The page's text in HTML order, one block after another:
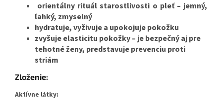
orientálny rituál starostlivosti o pleť – jemný,
ľahký, zmyselný
hydratuje, vyživuje a upokojuje pokožku
zvyšuje elasticitu pokožky – je bezpečný aj pre
tehotné ženy, predstavuje prevenciu proti
striám
Zloženie:
Aktívne látky: